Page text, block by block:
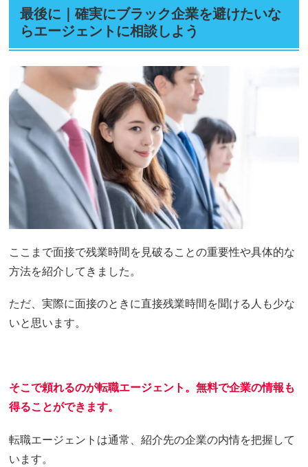
最後に｜確実にブラック企業を避けたいな
らエージェントに相談しよう
ここまで面接で残業時間を見破ることの重要性や具体的な
方法を紹介してきました。
ただ、実際に面接のときに直接残業時間を聞ける人も少な
いと思います。
そこで頼れるのが転職エージェント。無料で企業の情報も
得ることができます。
転職エージェントは通常、紹介先の企業の内情を把握して
います。